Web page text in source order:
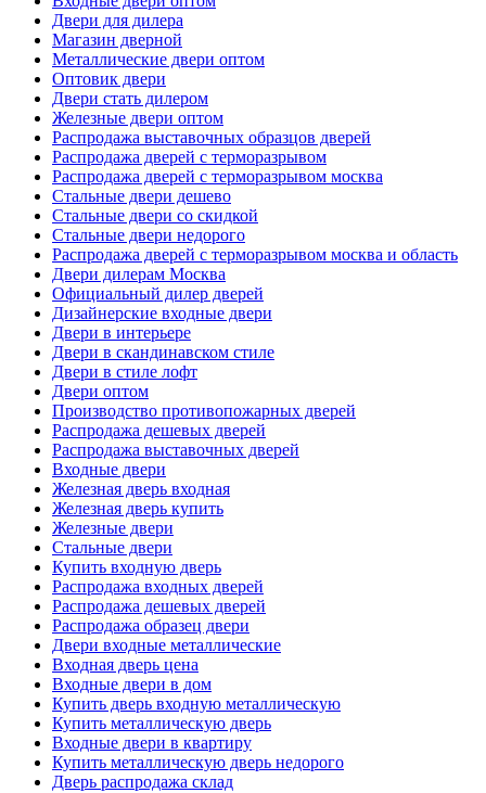
Двери для дилера
Магазин дверной
Металлические двери оптом
Оптовик двери
Двери стать дилером
Железные двери оптом
Распродажа выставочных образцов дверей
Распродажа дверей с терморазрывом
Распродажа дверей с терморазрывом москва
Стальные двери дешево
Стальные двери со скидкой
Стальные двери недорого
Распродажа дверей с терморазрывом москва и область
Двери дилерам Москва
Официальный дилер дверей
Дизайнерские входные двери
Двери в интерьере
Двери в скандинавском стиле
Двери в стиле лофт
Двери оптом
Производство противопожарных дверей
Распродажа дешевых дверей
Распродажа выставочных дверей
Входные двери
Железная дверь входная
Железная дверь купить
Железные двери
Стальные двери
Купить входную дверь
Распродажа входных дверей
Распродажа дешевых дверей
Распродажа образец двери
Двери входные металлические
Входная дверь цена
Входные двери в дом
Купить дверь входную металлическую
Купить металлическую дверь
Входные двери в квартиру
Купить металлическую дверь недорого
Дверь распродажа склад